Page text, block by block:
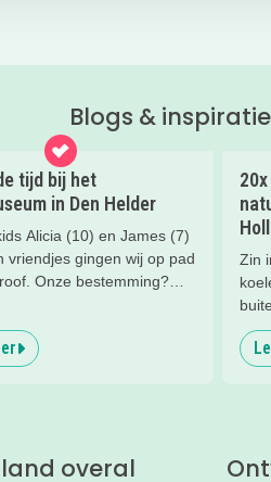
Blogs & inspiratie
tijd bij het
in Den Helder
Alicia (10) en James (7)
vriendjes gingen wij op pad
Onze bestemming?
dit is echt zo’n plek waar je
paar uur zoet bent!
Zin
overal